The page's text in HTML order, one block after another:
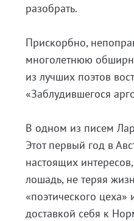
разобрать.
Прискорбно,
многолетнюю
из лучших поэтов
«Заблудившегося
В одном из писем
Этот первый год в
настоящих
лошадь, не теряя
«поэтического цеха»
доставкой себя к